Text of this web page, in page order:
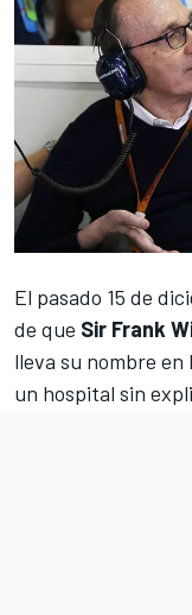
El pasado 15 de
de que Sir Frank
lleva su nombre en
un hospital sin